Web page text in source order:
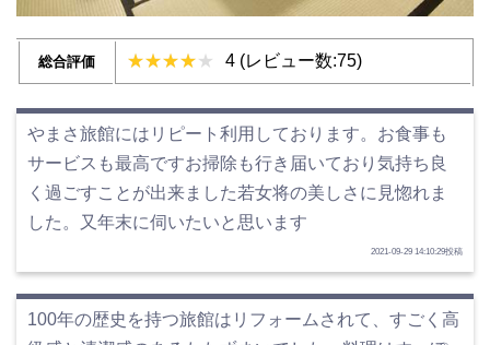
総合評価 4 (レビュー数:75)
やまさ旅館にはリピート利用しております。お食事も
サービスも最高ですお掃除も行き届いており気持ち良
く過ごすことが出来ました若女将の美しさに見惚れま
した。又年末に伺いたいと思います
2021-09-29 14:10:29投稿
100年の歴史を持つ旅館はリフォームされて、すごく高